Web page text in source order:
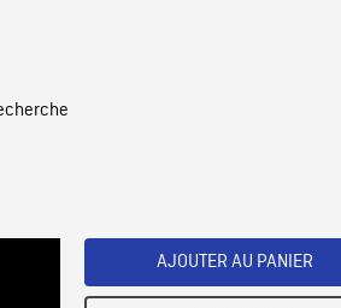
AJOUTER AU PANIER